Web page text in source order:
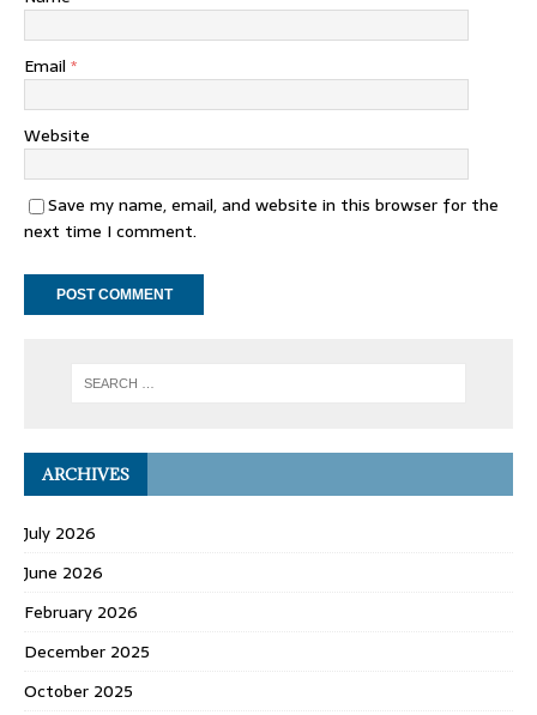
Email *
Website
Save my name, email, and website in this browser for the
next time I comment.
ARCHIVES
July 2026
June 2026
February 2026
December 2025
October 2025